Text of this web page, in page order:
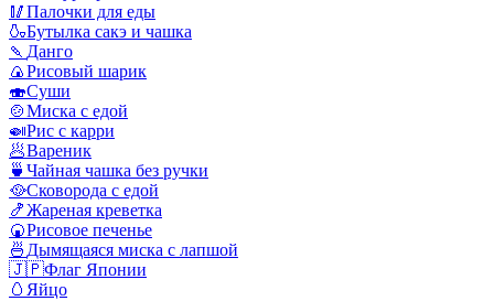
🥢Палочки для еды
🍶Бутылка сакэ и чашка
🍡 Данго
🍙Рисовый шарик
🍣Суши
🍲Миска с едой
🍛Рис с карри
🥟Вареник
🍵 Чайная чашка без ручки
🥘Сковорода с едой
🍤Жареная креветка
🍘Рисовое печенье
🍜 Дымящаяся миска с лапшой
🇯🇵Флаг Японии
🥚 Яйцо